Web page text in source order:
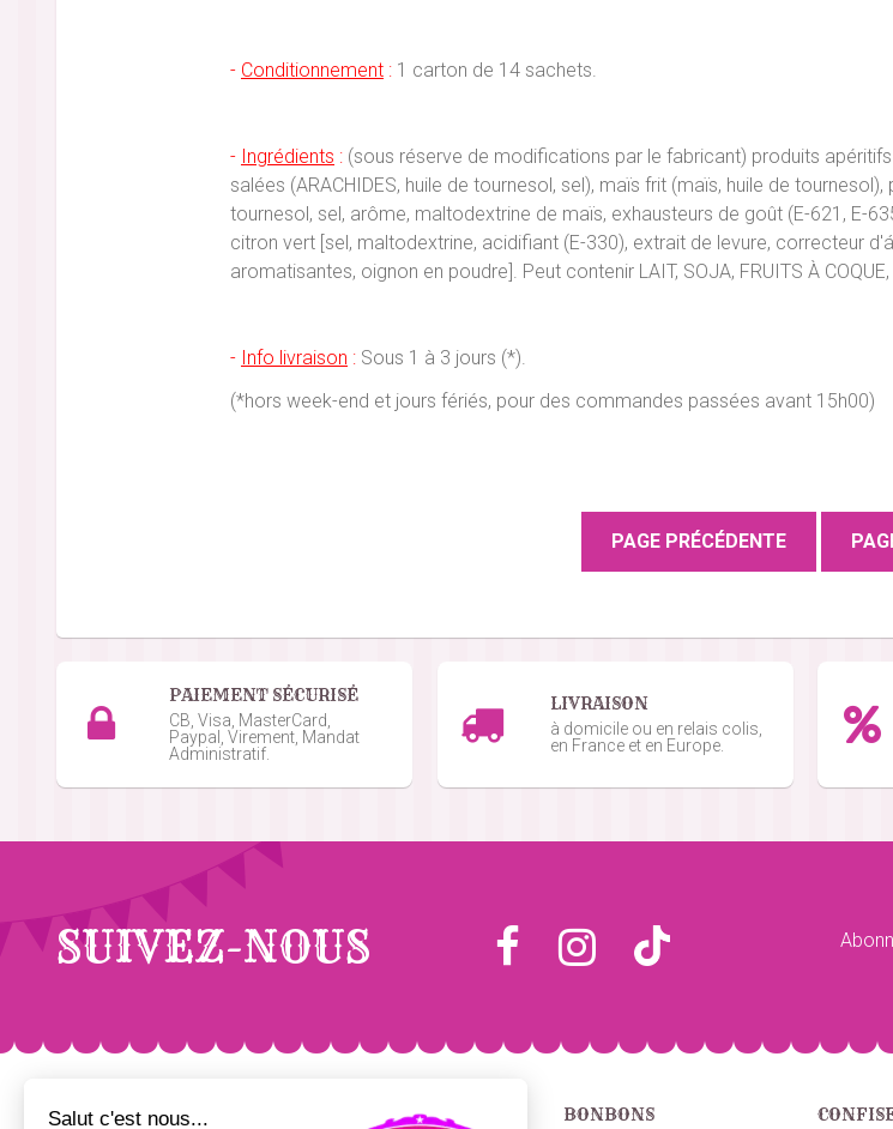
- Conditionnement : 1 carton de 14 sachets.
- Ingrédients : (sous réserve de modifications par le fabricant) produits
salées (ARACHIDES, huile de tournesol, sel), maïs frit (maïs, huile de
tournesol, sel, arôme, maltodextrine de maïs, exhausteurs de goût (E-621, E-
citron vert [sel, maltodextrine, acidifiant (E-330), extrait de levure, correcteur
aromatisantes, oignon en poudre]. Peut contenir LAIT, SOJA, FRUITS À
- Info livraison : Sous 1 à 3 jours (*).
(*hors week-end et jours fériés, pour des commandes passées avant 15h00)
PAIEMENT SÉCURISÉ
CB, Visa, MasterCard,
Paypal, Virement, Mandat
Administratif.
LIVRAISON
à domicile ou en relais colis,
en France et en Europe.
SUIVEZ-NOUS
FÊTE FORAINE POP CORN/ GRANITÉS BONBONS